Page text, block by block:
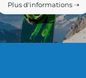
Plus d'informations ➝